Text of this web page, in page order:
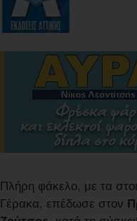
Πλήρη φάκελο, με τα
Γέρακα, επέδωσε στον